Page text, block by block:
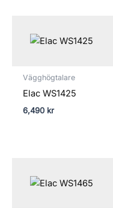
Vägghögtalare
Elac WS1425
6,490 kr